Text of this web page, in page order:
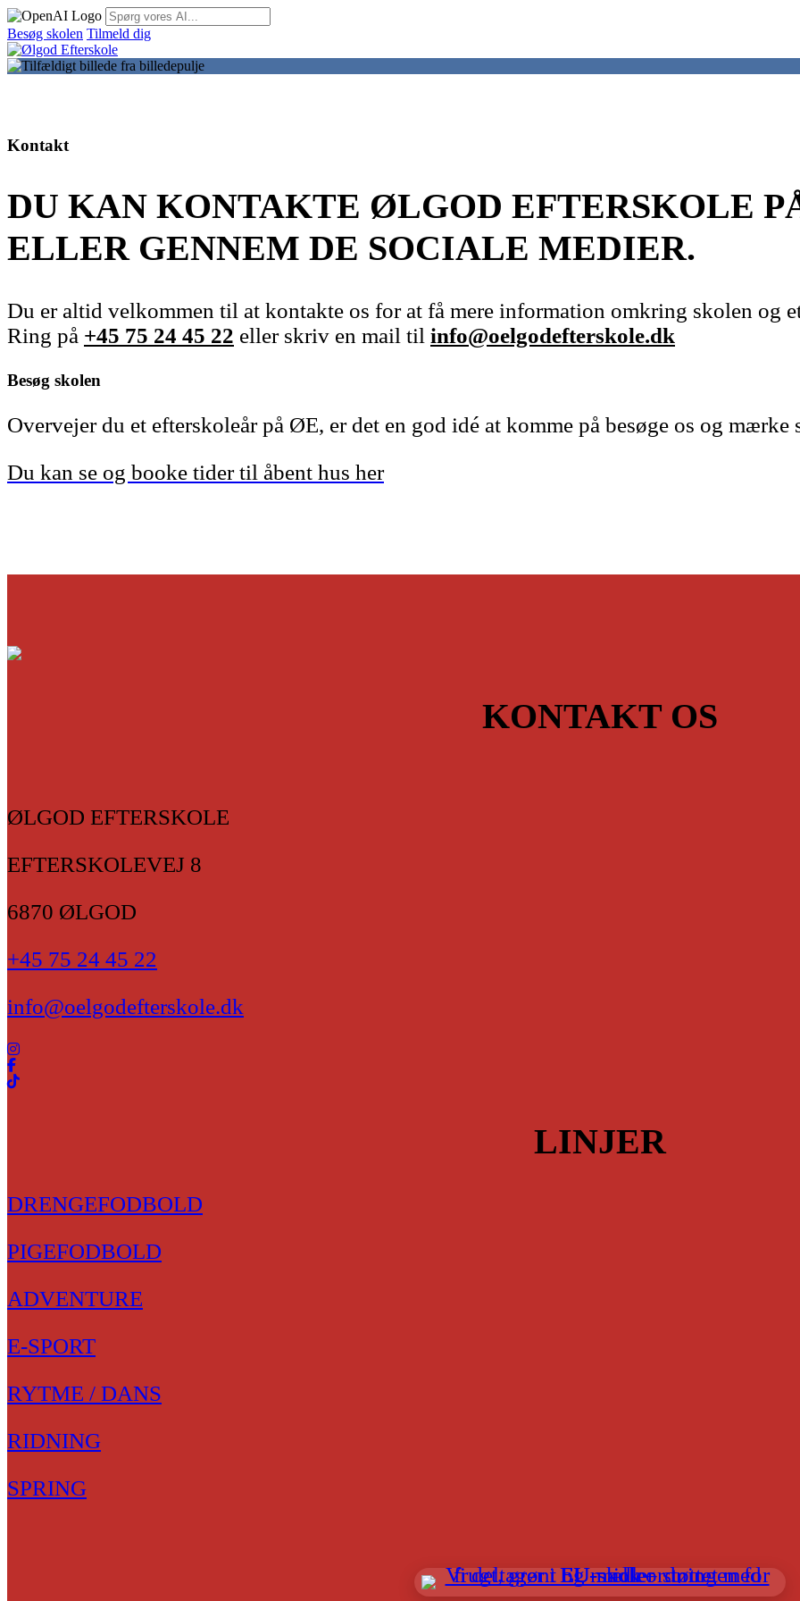
Skip
to
content
Besøg skolen Tilmeld dig
Kontakt
DU KAN KONTAKTE ØLGOD EFTERSKOLE
ELLER GENNEM DE SOCIALE MEDIER.
Du er altid velkommen til at kontakte os for at få mere information omkring skolen og
Ring på +45 75 24 45 22 eller skriv en mail til info@oelgodefterskole.dk
Besøg skolen
Overvejer du et efterskoleår på ØE, er det en god idé at komme på besøge os og mærke
Du kan se og booke tider til åbent hus her
KONTAKT OS
ØLGOD EFTERSKOLE
EFTERSKOLEVEJ 8
6870 ØLGOD
+45 75 24 45 22
info@oelgodefterskole.dk
LINJER
DRENGEFODBOLD
PIGEFODBOLD
ADVENTURE
E-SPORT
RYTME / DANS
RIDNING
SPRING